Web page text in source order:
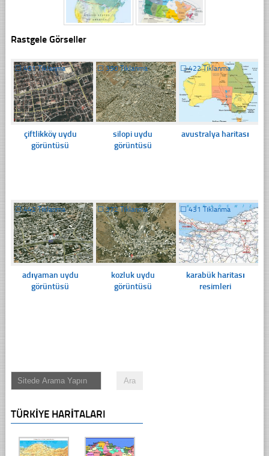
Rastgele Görseller
☐401 Tıklanma
çiftlikköy uydu
görüntüsü
☐390 Tıklanma
silopi uydu
görüntüsü
☐422 Tıklanma
avustralya haritası
☐442 Tıklanma
adıyaman uydu
görüntüsü
☐372 Tıklanma
kozluk uydu
görüntüsü
☐431 Tıklanma
karabük haritası
resimleri
TÜRKIYE HARITALARI